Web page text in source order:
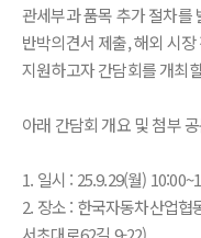
관세부과 품목 추가 절차를
반박의견서 제출, 해외 시
지원하고자 간담회를 개최
아래 간담회 개요 및 첨부
1. 일시 : 25.9.29(월)
2. 장소 : 한국자동차산업